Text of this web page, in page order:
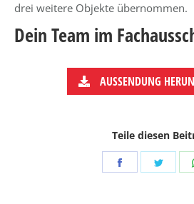
drei weitere Objekte übernommen.
Dein Team im
AUSSENDUNG
Teile diesen
Share